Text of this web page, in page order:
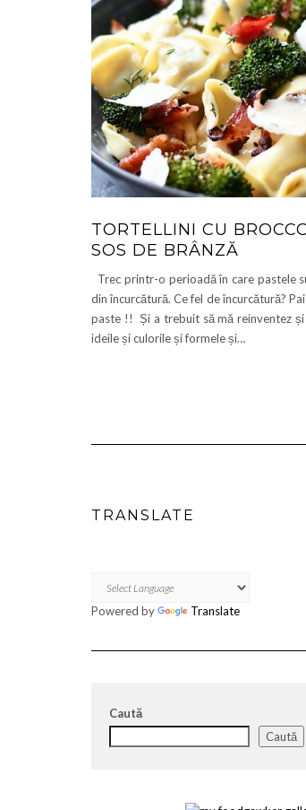
TORTELLINI CU
SOS DE BRÂNZĂ
Trec printr-o perioadă în care pastele
din încurcătură. Ce fel de încurcătură?
paste !! Și a trebuit să mă reinventez
ideile și culorile și formele și…
TRANSLATE
Powered by Translate
Caută
Caută